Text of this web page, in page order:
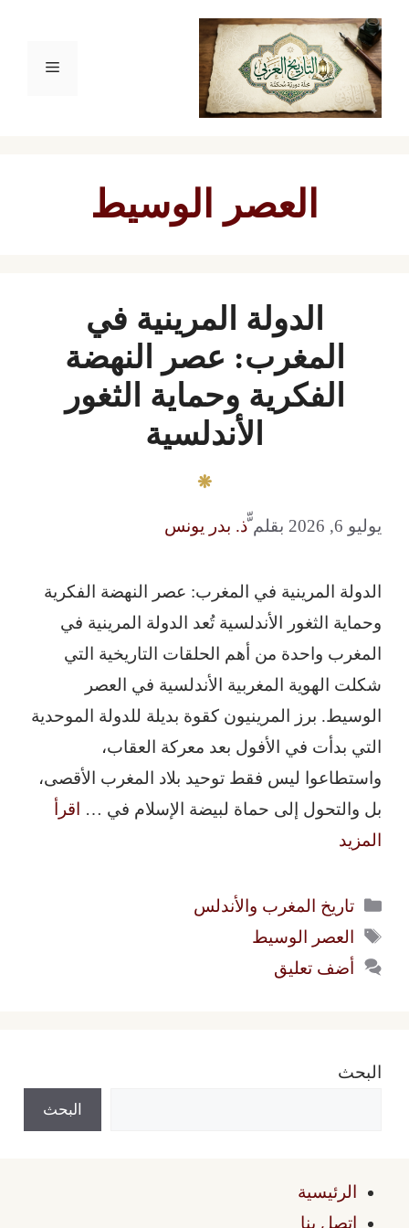
انتقل
المحتوى
القائمة
العصر الوسيط
الدولة المرينية في
المغرب: عصر النهضة
الفكرية وحماية الثغور
الأندلسية
يوليو 6, 2026 بقلمّّذ. بدر يونس
الدولة المرينية في المغرب: عصر النهضة الفكرية
وحماية الثغور الأندلسية تُعد الدولة المرينية في
المغرب واحدة من أهم الحلقات التاريخية التي
شكلت الهوية المغربية الأندلسية في العصر
الوسيط. برز المرينيون كقوة بديلة للدولة الموحدية
التي بدأت في الأفول بعد معركة العقاب،
واستطاعوا ليس فقط توحيد بلاد المغرب الأقصى،
بل والتحول إلى حماة لبيضة الإسلام في … اقرأ
المزيد
التصنيفات
تاريخ المغرب والأندلس
الوسوم
العصر الوسيط
أضف تعليق
البحث
البحث
الرئيسية
اتصل بنا